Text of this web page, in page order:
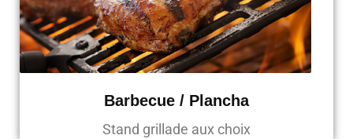
Barbecue / Plancha
Stand grillade aux choix